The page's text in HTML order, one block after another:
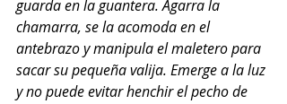
guarda en la guantera. Agarra la
chamarra, se la acomoda en el
antebrazo y manipula el maletero para
sacar su pequeña valija. Emerge a la luz
y no puede evitar henchir el pecho de